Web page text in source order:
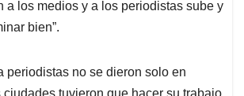
salir a trabajar con la única certeza
El cambio comienza por respetar